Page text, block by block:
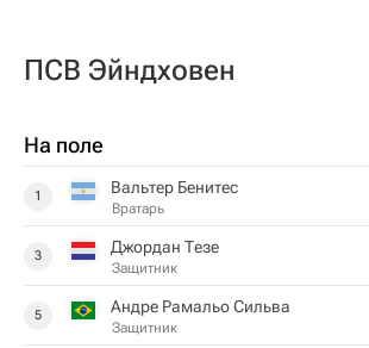
ПСВ Эйндховен
На поле
1 Вальтер Бенитес
Вратарь
3 Джордан Тезе
Защитник
5 Андре Рамальо Сильва
Защитник